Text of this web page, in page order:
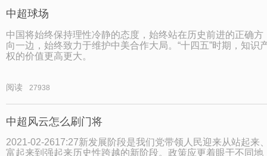
中超球场
中国将始终保持理性冷静的态度，始终站在历史前进的正确方
向一边，始终致力于维护中美合作大局。“十四五”时期，知识
权的价值更高更大。
阅读 27938
中超风云怎么刷门将
2021-02-2617:27新发展阶段是我们党带领人民迎来从站起来
富起来到强起来历史性跨越的新阶段。政策应更着眼于不同地